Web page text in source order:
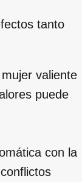
tanto
valiente
puede
con la